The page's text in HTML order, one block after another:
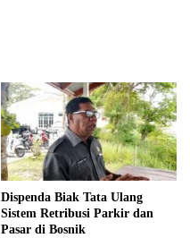
Dispenda Biak Tata Ulang
Sistem Retribusi Parkir dan
Pasar di Bosnik